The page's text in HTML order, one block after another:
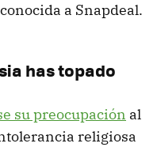
a Snapdeal.
has topado
su preocupación al
religiosa